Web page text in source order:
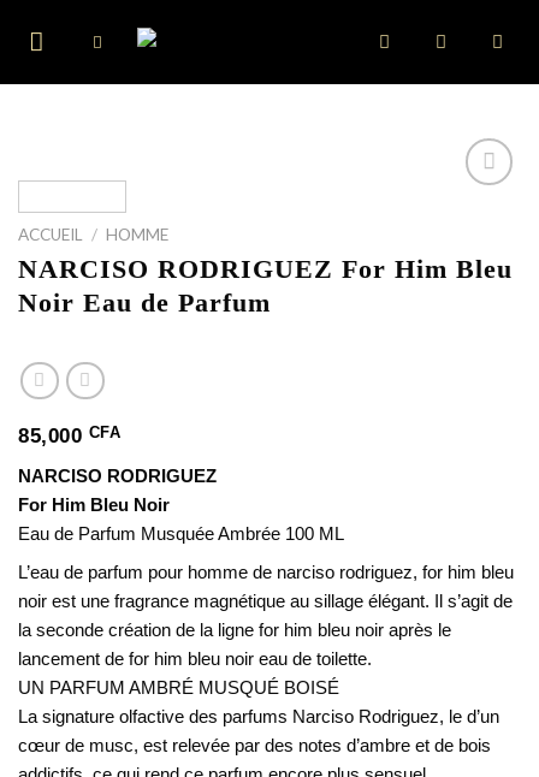
ACCUEIL / HOMME
NARCISO RODRIGUEZ For Him Bleu
Noir Eau de Parfum
85,000 CFA
NARCISO RODRIGUEZ
For Him Bleu Noir
Eau de Parfum Musquée Ambrée 100 ML
L’eau de parfum pour homme de narciso rodriguez, for him bleu
noir est une fragrance magnétique au sillage élégant. Il s’agit de
la seconde création de la ligne for him bleu noir après le
lancement de for him bleu noir eau de toilette.
UN PARFUM AMBRÉ MUSQUÉ BOISÉ
La signature olfactive des parfums Narciso Rodriguez, le d’un
cœur de musc, est relevée par des notes d’ambre et de bois